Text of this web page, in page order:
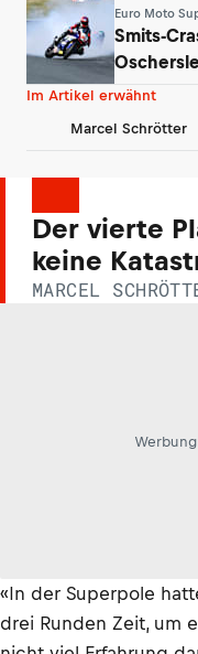
Euro Moto
Smits-
Yamaha
Im Artikel erwähnt
Marcel Schrötter
Der vierte
keine
MARCEL
Werbung
«In der Superpole
drei Runden Zeit, um